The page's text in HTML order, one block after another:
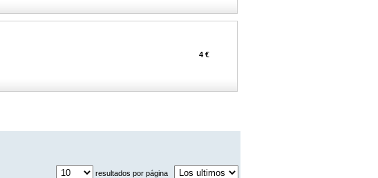
4 €
resultados por página